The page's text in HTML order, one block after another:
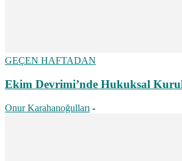
GEÇEN HAFTADAN
Ekim Devrimi’nde Hukuksal
Onur Karahanoğulları -